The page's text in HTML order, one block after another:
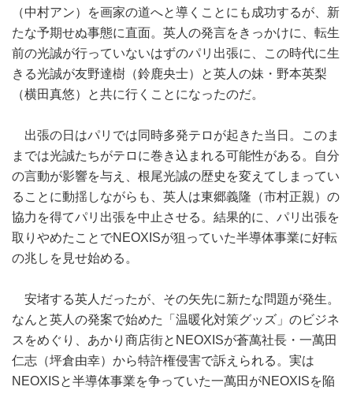
（中村アン）を画家の道へと導くことにも成功するが、新
たな予期せぬ事態に直面。英人の発言をきっかけに、転生
前の光誠が行っていないはずのパリ出張に、この時代に生
きる光誠が友野達樹（鈴鹿央士）と英人の妹・野本英梨
（横田真悠）と共に行くことになったのだ。
出張の日はパリでは同時多発テロが起きた当日。このま
までは光誠たちがテロに巻き込まれる可能性がある。自分
の言動が影響を与え、根尾光誠の歴史を変えてしまってい
ることに動揺しながらも、英人は東郷義隆（市村正親）の
協力を得てパリ出張を中止させる。結果的に、パリ出張を
取りやめたことでNEOXISが狙っていた半導体事業に好転
の兆しを見せ始める。
安堵する英人だったが、その矢先に新たな問題が発生。
なんと英人の発案で始めた「温暖化対策グッズ」のビジネ
スをめぐり、あかり商店街とNEOXISが蒼萬社長・一萬田
仁志（坪倉由幸）から特許権侵害で訴えられる。実は
NEOXISと半導体事業を争っていた一萬田がNEOXISを陥